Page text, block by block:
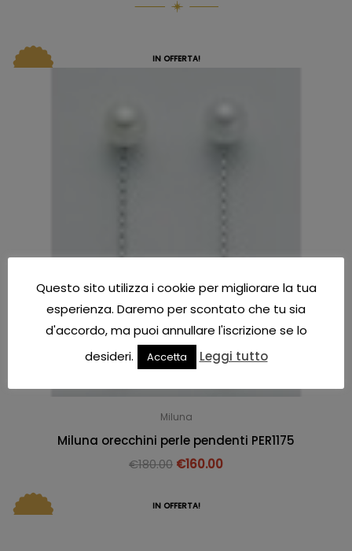
IN OFFERTA!
Miluna
Miluna orecchini perle pendenti PER1175
€180.00 €160.00
IN OFFERTA!
Questo sito utilizza i cookie per migliorare la tua
esperienza. Daremo per scontato che tu sia
d'accordo, ma puoi annullare l'iscrizione se lo
desideri.
Accetta Leggi tutto